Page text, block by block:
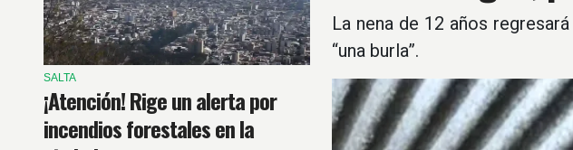
SALTA
¡Atención! Rige un alerta por
incendios forestales en la
La nena de 12 años
“una burla”.